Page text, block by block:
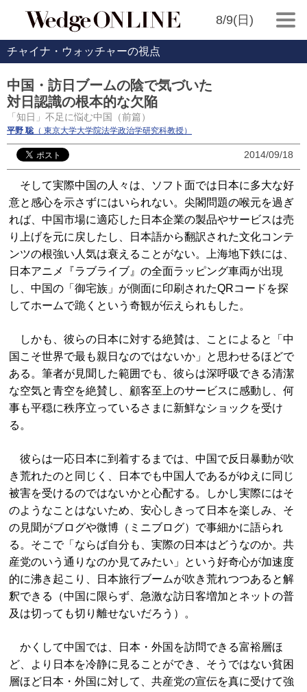
8/9(日)
チャイナ・ウォッチャーの視点
中国・訪日ブームの陰で気づいた
対日認識の根本的な欠陥
「知日」不足に悩む中国（前篇）
平野 聡 （ 東京大学大学院法学政治学研究科教授）
2014/09/18
そして実際中国の人々は、ソフト面では日本に多大な好
意と感心を示さずにはいられない。尖閣問題の喉元を過ぎ
れば、中国市場に適応した日本企業の製品やサービスは売
り上げを元に戻したし、日本語から翻訳された文化コンテ
ンツの根強い人気は衰えることがない。上海地下鉄には、
日本アニメ『ラブライブ』の全面ラッピング車両が出現
し、中国の「御宅族」が側面に印刷されたQRコードを探
してホームで跪くという奇観が伝えられもした。
しかも、彼らの日本に対する絶賛は、ことによると「中
国こそ世界で最も親日なのではないか」と思わせるほどで
ある。筆者が見聞した範囲でも、彼らは深呼吸できる清潔
な空気と青空を絶賛し、顧客至上のサービスに感動し、何
事も平穏に秩序立っているさまに新鮮なショックを受け
る。
彼らは一応日本に到着するまでは、中国で反日暴動が吹
き荒れたのと同じく、日本でも中国人であるがゆえに同じ
被害を受けるのではないかと心配する。しかし実際にはそ
のようなことはないため、安心しきって日本を楽しみ、そ
の見聞がブログや微博（ミニブログ）で事細かに語られ
る。そこで「ならば自分も、実際の日本はどうなのか。共
産党のいう通りなのか見てみたい」という好奇心が加速度
的に沸き起こり、日本旅行ブームが吹き荒れつつあると解
釈できる（中国に限らず、急激な訪日客増加とネットの普
及は切っても切り離せないだろう）。
かくして中国では、日本・外国を訪問できる富裕層ほ
ど、より日本を冷静に見ることができ、そうではない貧困
層ほど日本・外国に対して、共産党の宣伝を真に受けて強